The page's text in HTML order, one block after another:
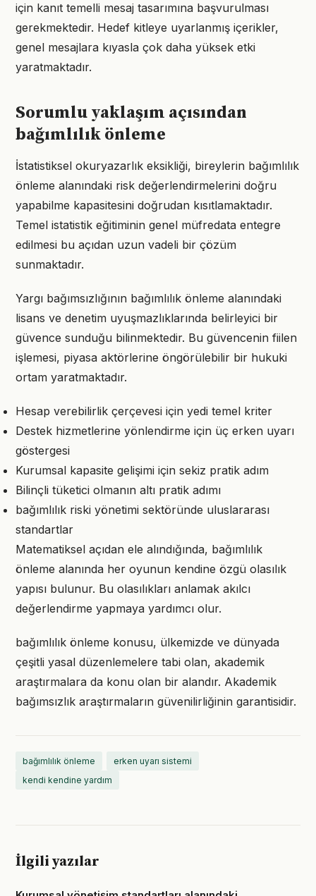
için kanıt temelli mesaj tasarımına başvurulması
gerekmektedir. Hedef kitleye uyarlanmış içerikler,
genel mesajlara kıyasla çok daha yüksek etki
yaratmaktadır.
Sorumlu yaklaşım açısından
bağımlılık önleme
İstatistiksel okuryazarlık eksikliği, bireylerin bağımlılık
önleme alanındaki risk değerlendirmelerini doğru
yapabilme kapasitesini doğrudan kısıtlamaktadır.
Temel istatistik eğitiminin genel müfredata entegre
edilmesi bu açıdan uzun vadeli bir çözüm
sunmaktadır.
Yargı bağımsızlığının bağımlılık önleme alanındaki
lisans ve denetim uyuşmazlıklarında belirleyici bir
güvence sunduğu bilinmektedir. Bu güvencenin fiilen
işlemesi, piyasa aktörlerine öngörülebilir bir hukuki
ortam yaratmaktadır.
Hesap verebilirlik çerçevesi için yedi temel kriter
Destek hizmetlerine yönlendirme için üç erken uyarı
göstergesi
Kurumsal kapasite gelişimi için sekiz pratik adım
Bilinçli tüketici olmanın altı pratik adımı
bağımlılık riski yönetimi sektöründe uluslararası
standartlar
Matematiksel açıdan ele alındığında, bağımlılık
önleme alanında her oyunun kendine özgü olasılık
yapısı bulunur. Bu olasılıkları anlamak akılcı
değerlendirme yapmaya yardımcı olur.
bağımlılık önleme konusu, ülkemizde ve dünyada
çeşitli yasal düzenlemelere tabi olan, akademik
araştırmalara da konu olan bir alandır. Akademik
bağımsızlık araştırmaların güvenilirliğinin garantisidir.
bağımlılık önleme
erken uyarı sistemi
kendi kendine yardım
İlgili yazılar